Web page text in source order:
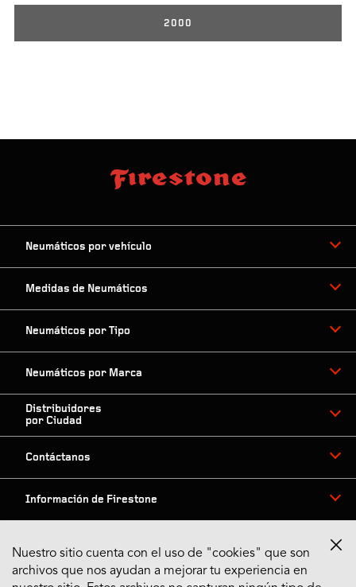
2000
Neumáticos por vehículo
Medidas de Neumáticos
Neumáticos por Tipo
Neumáticos por Marca
Distribuidores
por Ciudad
Contáctanos
Información de Firestone
Síguenos en Redes
Nuestro sitio cuenta con el uso de "cookies" que son
archivos que nos ayudan a mejorar tu experiencia en